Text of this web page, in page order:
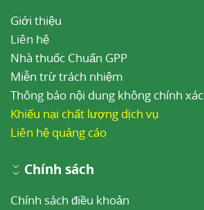
Giới thiệu
Liên hệ
Nhà thuốc Chuẩn GPP
Miễn trừ trách nhiệm
Thông báo nội dung không chính xác
Khiếu nại chất lượng dịch vụ
Liên hệ quảng cáo
Chính sách
Chính sách điều khoản